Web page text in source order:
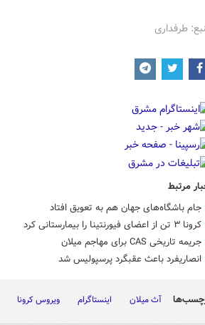
طرفداری
مرتبط
جام باشگاه‌های جهان هم به تعویق افتاد
کرونا ۳ تن از اعضای فیورنتینا را بیمارستانی کرد
جریمه تاریخی CAS برای مهاجم میلان
انصاریفرد باعث عقبگرد پرسپولیس شد
آث میلان اینستاگرام ویروس کرونا